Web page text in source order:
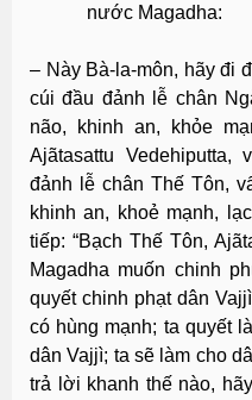
nước Magadha:
– Này Bà-la-môn, hãy đi
cúi đầu đảnh lễ chân
não, khinh an, khỏe
Ajãtasattu
đảnh lễ chân Thế Tôn,
khinh an, khoẻ mạnh,
tiếp: “Bạch Thế Tôn,
Magadha muốn chinh
quyết chinh phạt dân
có hùng mạnh; ta quyết
dân Vajjì; ta sẽ làm cho
trả lời khanh thế nào,